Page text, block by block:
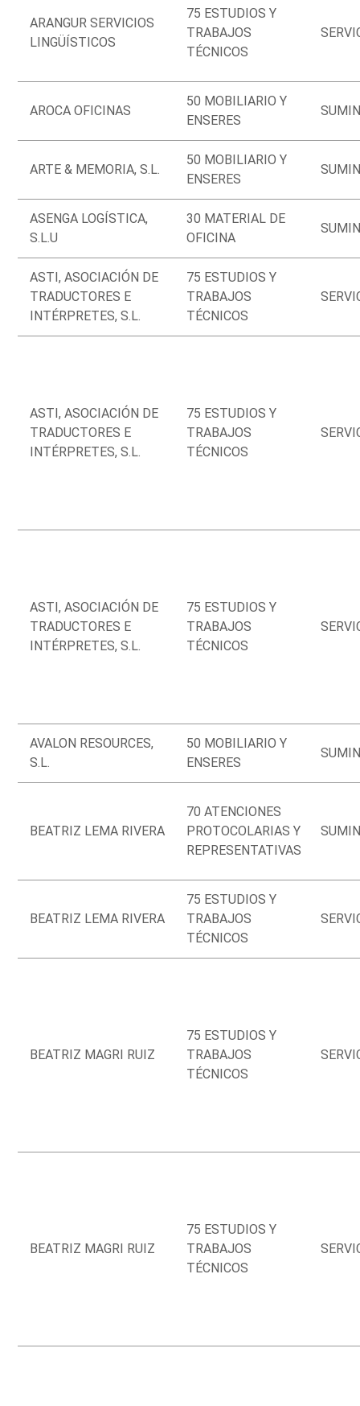
ARANGUR SERVICIOS
LINGÜÍSTICOS
75 ESTUDIOS Y
TRABAJOS
TÉCNICOS
AROCA OFICINAS
50 MOBILIARIO Y
ENSERES
ARTE & MEMORIA, S.L.
50 MOBILIARIO Y
ENSERES
ASENGA LOGÍSTICA,
S.L.U
30 MATERIAL DE
OFICINA
ASTI, ASOCIACIÓN DE
TRADUCTORES E
INTÉRPRETES, S.L.
75 ESTUDIOS Y
TRABAJOS
TÉCNICOS
ASTI, ASOCIACIÓN DE
TRADUCTORES E
INTÉRPRETES, S.L.
75 ESTUDIOS Y
TRABAJOS
TÉCNICOS
ASTI, ASOCIACIÓN DE
TRADUCTORES E
INTÉRPRETES, S.L.
75 ESTUDIOS Y
TRABAJOS
TÉCNICOS
AVALON RESOURCES,
S.L.
50 MOBILIARIO Y
ENSERES
BEATRIZ LEMA RIVERA
70 ATENCIONES
PROTOCOLARIAS Y
REPRESENTATIVAS
BEATRIZ LEMA RIVERA
75 ESTUDIOS Y
TRABAJOS
TÉCNICOS
BEATRIZ MAGRI RUIZ
75 ESTUDIOS Y
TRABAJOS
TÉCNICOS
BEATRIZ MAGRI RUIZ
75 ESTUDIOS Y
TRABAJOS
TÉCNICOS